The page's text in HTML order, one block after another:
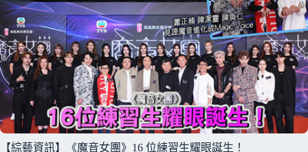
【綜藝資訊】《魔音女團》16 位練習生耀眼誕生！